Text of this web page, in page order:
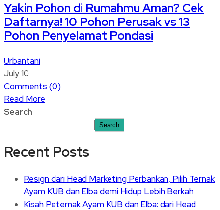
Yakin Pohon di Rumahmu Aman? Cek
Daftarnya! 10 Pohon Perusak vs 13
Pohon Penyelamat Pondasi
Urbantani
July 10
Comments (0)
Read More
Search
Search
Recent Posts
Resign dari Head Marketing Perbankan, Pilih Ternak
Ayam KUB dan Elba demi Hidup Lebih Berkah
Kisah Peternak Ayam KUB dan Elba: dari Head